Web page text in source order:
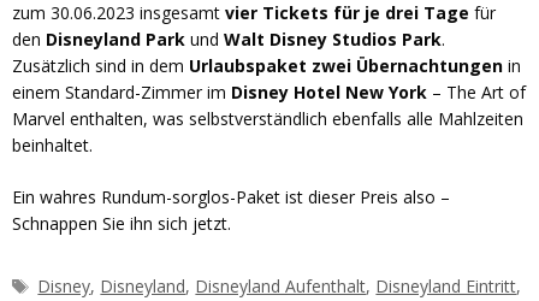
zum 30.06.2023 insgesamt vier Tickets für je drei Tage für
den Disneyland Park und Walt Disney Studios Park.
Zusätzlich sind in dem Urlaubspaket zwei Übernachtungen in
einem Standard-Zimmer im Disney Hotel New York – The Art of
Marvel enthalten, was selbstverständlich ebenfalls alle Mahlzeiten
beinhaltet.
Ein wahres Rundum-sorglos-Paket ist dieser Preis also –
Schnappen Sie ihn sich jetzt.
Schlagwörter
Disney, Disneyland, Disneyland Aufenthalt, Disneyland Eintritt,